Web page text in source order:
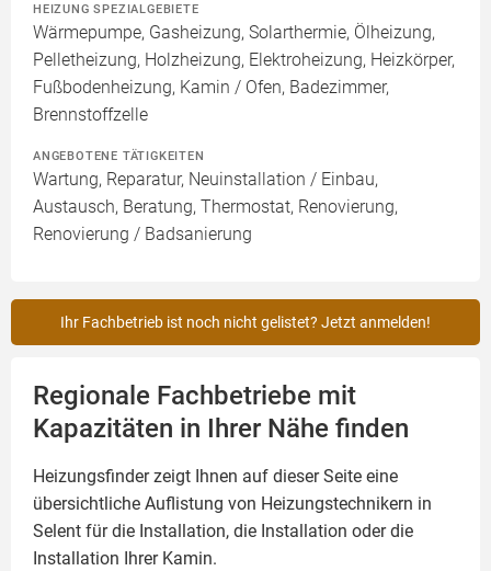
HEIZUNG SPEZIALGEBIETE
Wärmepumpe, Gasheizung, Solarthermie, Ölheizung,
Pelletheizung, Holzheizung, Elektroheizung, Heizkörper,
Fußbodenheizung, Kamin / Ofen, Badezimmer,
Brennstoffzelle
ANGEBOTENE TÄTIGKEITEN
Wartung, Reparatur, Neuinstallation / Einbau,
Austausch, Beratung, Thermostat, Renovierung,
Renovierung / Badsanierung
Ihr Fachbetrieb ist noch nicht gelistet? Jetzt anmelden!
Regionale Fachbetriebe mit
Kapazitäten in Ihrer Nähe finden
Heizungsfinder zeigt Ihnen auf dieser Seite eine
übersichtliche Auflistung von Heizungstechnikern in
Selent für die Installation, die Installation oder die
Installation Ihrer Kamin.